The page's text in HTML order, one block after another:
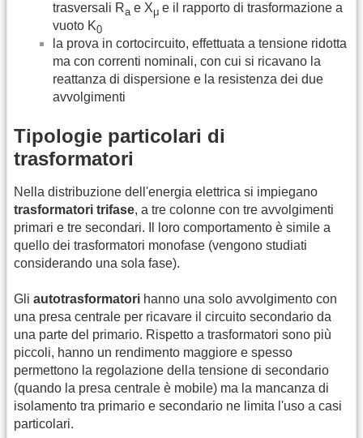
trasversali Ra e Xμ e il rapporto di trasformazione a
vuoto K0
la prova in cortocircuito, effettuata a tensione ridotta
ma con correnti nominali, con cui si ricavano la
reattanza di dispersione e la resistenza dei due
avvolgimenti
Tipologie particolari di
trasformatori
Nella distribuzione dell'energia elettrica si impiegano
trasformatori trifase, a tre colonne con tre avvolgimenti
primari e tre secondari. Il loro comportamento è simile a
quello dei trasformatori monofase (vengono studiati
considerando una sola fase).
Gli autotrasformatori hanno una solo avvolgimento con
una presa centrale per ricavare il circuito secondario da
una parte del primario. Rispetto a trasformatori sono più
piccoli, hanno un rendimento maggiore e spesso
permettono la regolazione della tensione di secondario
(quando la presa centrale è mobile) ma la mancanza di
isolamento tra primario e secondario ne limita l'uso a casi
particolari.